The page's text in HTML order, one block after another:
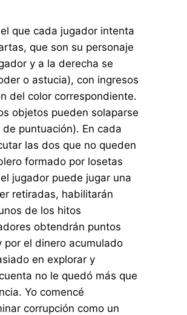
que cada jugador intenta
que son su personaje
y a la derecha se
o astucia), con ingresos
del color correspondiente.
objetos pueden solaparse
puntuación). En cada
las dos que no queden
formado por losetas
jugador puede jugar una
retiradas, habilitarán
de los hitos
obtendrán puntos
el dinero acumulado
en explorar y
no le quedó más que
Yo comencé
corrupción como un